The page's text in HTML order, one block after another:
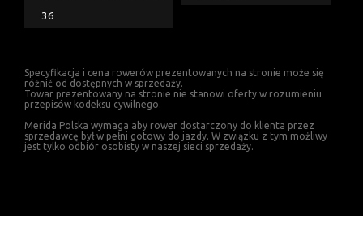
36
Specyfikacja i cena rowerów prezentowanych na stronie może się
różnić od dostępnych w sprzedaży.
Towar prezentowany na stronie nie stanowi oferty w rozumieniu
przepisów kodeksu cywilnego.
Merida Polska wymaga aby rower dostarczony do klienta przez
sprzedawcę był w pełni gotowy do jazdy. W związku z tym możliwy
jest tylko odbiór osobisty w naszej sieci sprzedaży.